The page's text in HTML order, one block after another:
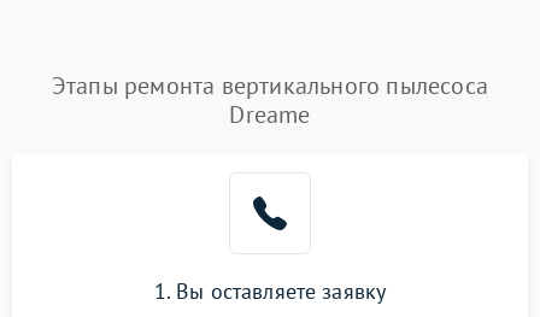
Этапы ремонта вертикального пылесоса
Dreame
1. Вы оставляете заявку